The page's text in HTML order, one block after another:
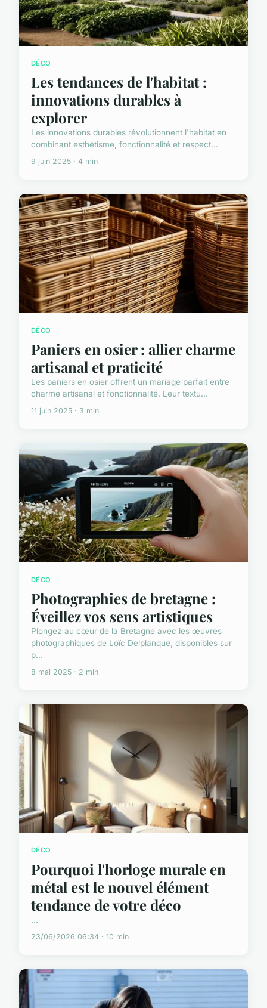
DÉCO
Les tendances de l'habitat :
innovations durables à
explorer
Les innovations durables révolutionnent l'habitat en
combinant esthétisme, fonctionnalité et respect...
9 juin 2025 · 4 min
DÉCO
Paniers en osier : allier charme
artisanal et praticité
Les paniers en osier offrent un mariage parfait entre
charme artisanal et fonctionnalité. Leur textu...
11 juin 2025 · 3 min
DÉCO
Photographies de bretagne :
Éveillez vos sens artistiques
Plongez au cœur de la Bretagne avec les œuvres
photographiques de Loïc Delplanque, disponibles sur
p...
8 mai 2025 · 2 min
DÉCO
Pourquoi l'horloge murale en
métal est le nouvel élément
tendance de votre déco
...
23/06/2026 06:34 · 10 min